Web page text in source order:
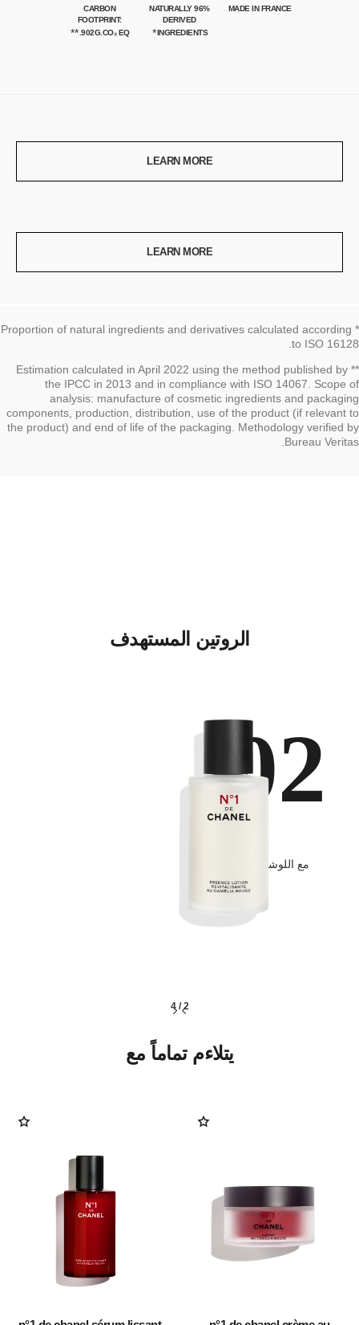
MADE IN FRANCE
96% NATURALLY
DERIVED
INGREDIENTS
*
CARBON
FOOTPRINT:
902G.CO₂ EQ.
**
LEARN MORE
LEARN MORE
* Proportion of natural ingredients and derivatives calculated according
to ISO 16128.
العودة إلى العنوان↩
** Estimation calculated in April 2022 using the method published by
the IPCC in 2013 and in compliance with ISO 14067. Scope of
analysis: manufacture of cosmetic ingredients and packaging
components, production, distribution, use of the product (if relevant to
the product) and end of life of the packaging. Methodology verified by
Bureau Veritas.
الروتين المستهدف
02
مع اللوشن والمُركزات
2
/
4
يتلاءم تماماً مع